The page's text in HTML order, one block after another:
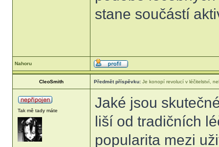
stane součástí
Nahoru
CleoSmith Předmět příspěvku: Je konopí revolucí v léčitelství,
Tak mě tady máte
Jaké jsou
liší od tradičních
popularita mezi